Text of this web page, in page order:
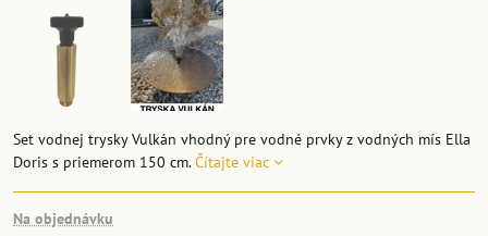
Set vodnej trysky Vulkán vhodný pre vodné prvky z vodných mís Ella
Doris s priemerom 150 cm.Čítajte viac
Na objednávku